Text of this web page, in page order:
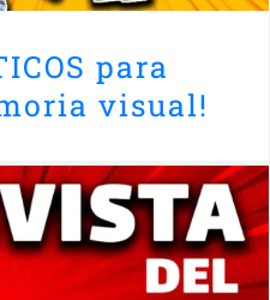
para
visual!